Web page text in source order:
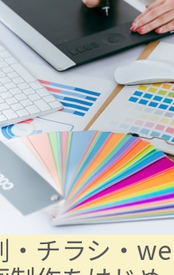
・チラシ・